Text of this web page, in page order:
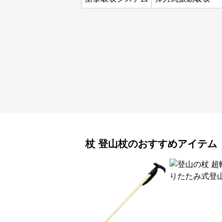
杖 登山杖のおすすめアイテム